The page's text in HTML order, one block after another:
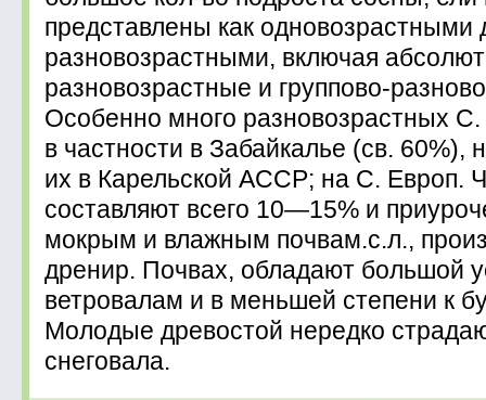
представлены как одновозрастными
разновозрастными, включая
разновозрастные и группово-
Особенно много разновозрастных
в частности в Забайкалье (св. 60%),
их в Карельской АССР; на С. Европ.
составляют всего 10—15% и
мокрым и влажным почвам.с.л.,
дренир. Почвах, обладают большой
ветровалам и в меньшей степени к
Молодые древостой нередко
снеговала.